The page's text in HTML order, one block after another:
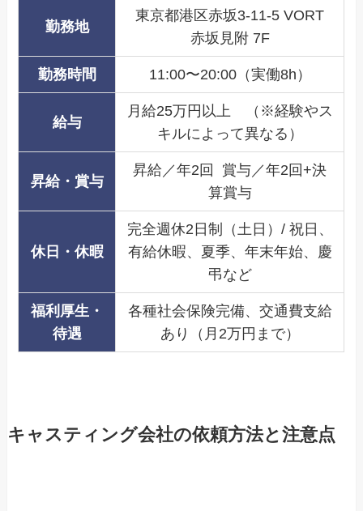
勤務地
東京都港区赤坂3-11-5 VORT
赤坂見附 7F
勤務時間 11:00〜20:00（実働8h）
給与
月給25万円以上 （※経験やス
キルによって異なる）
昇給・賞与
昇給／年2回 賞与／年2回+決
算賞与
休日・休暇
完全週休2日制（土日）/ 祝日、
有給休暇、夏季、年末年始、慶
弔など
福利厚生・
待遇
各種社会保険完備、交通費支給
あり（月2万円まで）
キャスティング会社の依頼方法と注意点